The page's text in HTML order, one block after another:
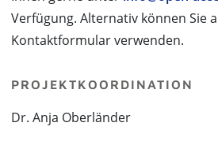
Verfügung. Alternativ können Sie
Kontaktformular verwenden.
PROJEKTKOORDINATION
Dr. Anja Oberländer